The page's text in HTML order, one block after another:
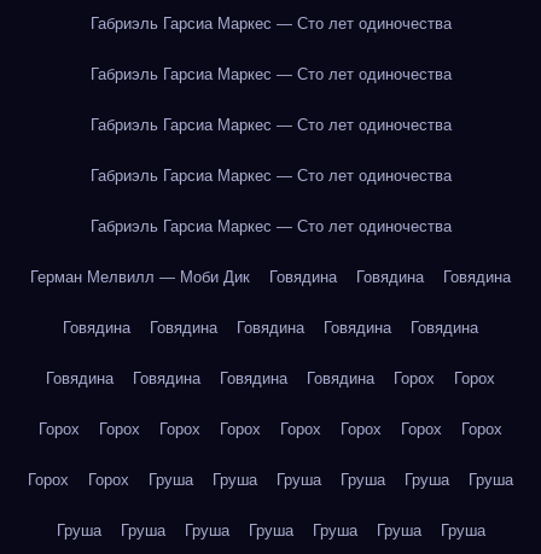
Габриэль Гарсиа Маркес — Сто лет одиночества
Габриэль Гарсиа Маркес — Сто лет одиночества
Габриэль Гарсиа Маркес — Сто лет одиночества
Габриэль Гарсиа Маркес — Сто лет одиночества
Габриэль Гарсиа Маркес — Сто лет одиночества
Герман Мелвилл — Моби Дик Говядина Говядина Говядина
Говядина Говядина Говядина Говядина Говядина
Говядина Говядина Говядина Говядина Горох Горох
Горох Горох Горох Горох Горох Горох Горох Горох
Горох Горох Груша Груша Груша Груша Груша Груша
Груша Груша Груша Груша Груша Груша Груша